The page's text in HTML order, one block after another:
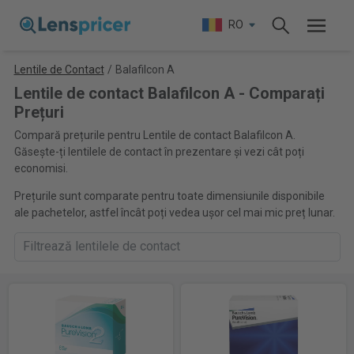
RO
Lentile de Contact / Balafilcon A
Lentile de contact Balafilcon A - Comparați
Prețuri
Compară prețurile pentru Lentile de contact Balafilcon A.
Găsește-ți lentilele de contact în prezentare și vezi cât poți
economisi.
Prețurile sunt comparate pentru toate dimensiunile disponibile
ale pachetelor, astfel încât poți vedea ușor cel mai mic preț lunar.